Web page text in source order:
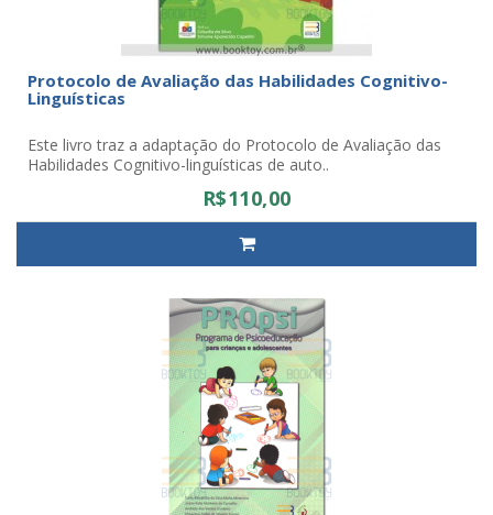
Protocolo de Avaliação das Habilidades Cognitivo-
Linguísticas
Este livro traz a adaptação do Protocolo de Avaliação das
Habilidades Cognitivo-linguísticas de auto..
R$110,00